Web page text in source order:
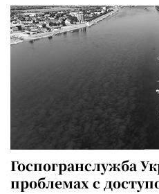
Госпогранслужба
проблемах с